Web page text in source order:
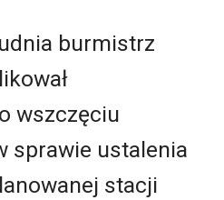
burmistrz
wszczęciu
sprawie ustalenia
stacji